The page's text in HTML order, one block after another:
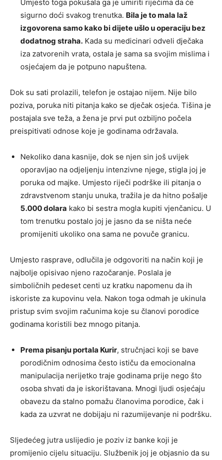
Umjesto toga pokušala ga je umiriti riječima da će
sigurno doći svakog trenutka. Bila je to mala laž
izgovorena samo kako bi dijete ušlo u operaciju bez
dodatnog straha. Kada su medicinari odveli dječaka
iza zatvorenih vrata, ostala je sama sa svojim mislima i
osjećajem da je potpuno napuštena.
Dok su sati prolazili, telefon je ostajao nijem. Nije bilo
poziva, poruka niti pitanja kako se dječak osjeća. Tišina je
postajala sve teža, a žena je prvi put ozbiljno počela
preispitivati odnose koje je godinama održavala.
Nekoliko dana kasnije, dok se njen sin još uvijek
oporavljao na odjeljenju intenzivne njege, stigla joj je
poruka od majke. Umjesto riječi podrške ili pitanja o
zdravstvenom stanju unuka, tražila je da hitno pošalje
5.000 dolara kako bi sestra mogla kupiti vjenčanicu. U
tom trenutku postalo joj je jasno da se ništa neće
promijeniti ukoliko ona sama ne povuče granicu.
Umjesto rasprave, odlučila je odgovoriti na način koji je
najbolje opisivao njeno razočaranje. Poslala je
simboličnih pedeset centi uz kratku napomenu da ih
iskoriste za kupovinu vela. Nakon toga odmah je ukinula
pristup svim svojim računima koje su članovi porodice
godinama koristili bez mnogo pitanja.
Prema pisanju portala Kurir, stručnjaci koji se bave
porodičnim odnosima često ističu da emocionalna
manipulacija nerijetko traje godinama prije nego što
osoba shvati da je iskorištavana. Mnogi ljudi osjećaju
obavezu da stalno pomažu članovima porodice, čak i
kada za uzvrat ne dobijaju ni razumijevanje ni podršku.
Sljedećeg jutra uslijedio je poziv iz banke koji je
promijenio cijelu situaciju. Službenik joj je objasnio da su